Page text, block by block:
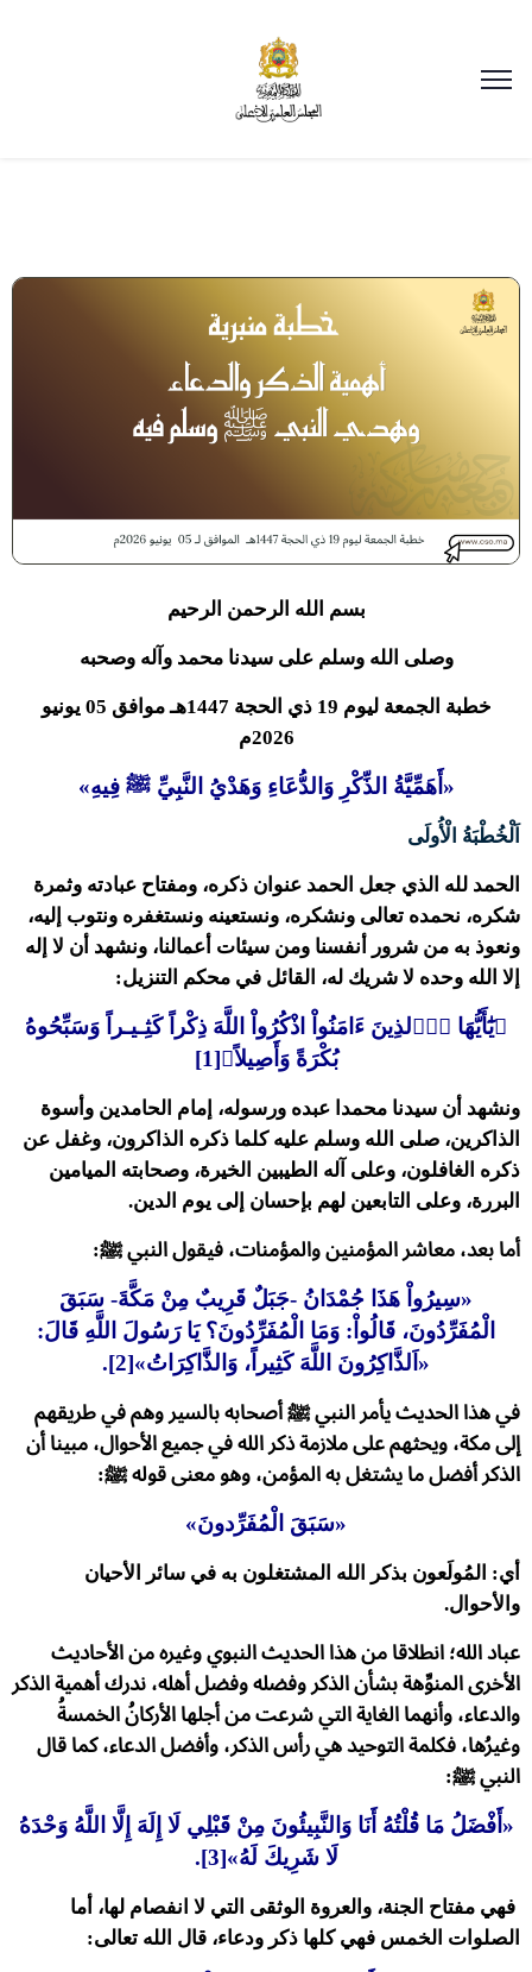
بسم الله الرحمن الرحيم
وصلى الله وسلم على سيدنا محمد وآله وصحبه
خطبة الجمعة ليوم 19 ذي الحجة 1447هـ موافق 05 يونيو
2026م
«أَهَمِّيَّةُ الذِّكْرِ وَالدُّعَاءِ وَهَدْيُ النَّبِيِّ ﷺ فِيهِ»
اَلْخُطْبَةُ الْأُولَى
الحمد لله الذي جعل الحمد عنوان ذكره، ومفتاح عبادته وثمرة
شكره، نحمده تعالى ونشكره، ونستعينه ونستغفره ونتوب إليه،
ونعوذ به من شرور أنفسنا ومن سيئات أعمالنا، ونشهد أن لا إله
إلا الله وحده لا شريك له، القائل في محكم التنزيل:
﴿يَٰٓأَيُّهَا اَ۬لذِينَ ءَامَنُواْ اذْكُرُواْ اللَّهَ ذِكْراً كَثِـيـراً وَسَبِّحُوهُ
بُكْرَةً وَأَصِيلاً﴾[1]
ونشهد أن سيدنا محمدا عبده ورسوله، إمام الحامدين وأسوة
الذاكرين، صلى الله وسلم عليه كلما ذكره الذاكرون، وغفل عن
ذكره الغافلون، وعلى آله الطيبين الخيرة، وصحابته الميامين
البررة، وعلى التابعين لهم بإحسان إلى يوم الدين.
أما بعد، معاشر المؤمنين والمؤمنات، فيقول النبي ﷺ:
«سِيرُواْ هَذَا جُمْدَانُ -جَبَلٌ قَرِيبٌ مِنْ مَكَّةَ- سَبَقَ
الْمُفَرِّدُونَ، قَالُواْ: وَمَا الْمُفَرِّدُونَ؟ يَا رَسُولَ اللَّهِ قَالَ:
«اَلذَّاكِرُونَ اللَّهَ كَثِيراً، وَالذَّاكِرَاتُ»[2].
في هذا الحديث يأمر النبي ﷺ أصحابه بالسير وهم في طريقهم
إلى مكة، ويحثهم على ملازمة ذكر الله في جميع الأحوال، مبينا أن
الذكر أفضل ما يشتغل به المؤمن، وهو معنى قوله ﷺ:
«سَبَقَ الْمُفَرِّدونَ»
أي: المُولَعون بذكر الله المشتغلون به في سائر الأحيان
والأحوال.
عباد الله؛ انطلاقا من هذا الحديث النبوي وغيره من الأحاديث
الأخرى المنوِّهة بشأن الذكر وفضله وفضل أهله، ندرك أهمية الذكر
والدعاء، وأنهما الغاية التي شرعت من أجلها الأركانُ الخمسةُ
وغيرُها، فكلمة التوحيد هي رأس الذكر، وأفضل الدعاء، كما قال
النبي ﷺ:
«أَفْضَلُ مَا قُلْتُهُ أَنَا وَالنَّبِيئُونَ مِنْ قَبْلِي لَا إِلَهَ إِلَّا اللَّهُ وَحْدَهُ
لَا شَرِيكَ لَهُ»[3].
فهي مفتاح الجنة، والعروة الوثقى التي لا انفصام لها، أما
الصلوات الخمس فهي كلها ذكر ودعاء، قال الله تعالى: